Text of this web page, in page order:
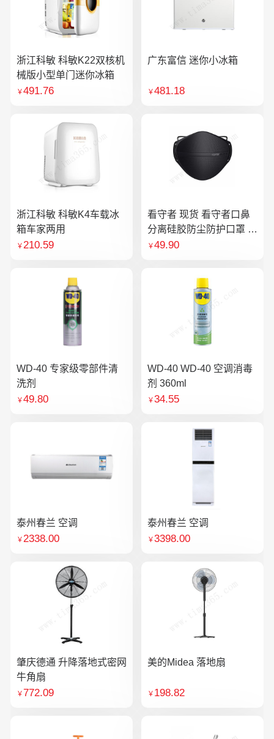
浙江科敏 科敏K22双核机
械版小型单门迷你冰箱
￥491.76
广东富信 迷你小冰箱
￥481.18
浙江科敏 科敏K4车载冰
箱车家两用
￥210.59
看守者 现货 看守者口鼻
分离硅胶防尘防护口罩 1
个口罩含10片滤芯
￥49.90
WD-40 专家级零部件清
洗剂
￥49.80
WD-40 WD-40 空调消毒
剂 360ml
￥34.55
泰州春兰 空调
￥2338.00
泰州春兰 空调
￥3398.00
肇庆德通 升降落地式密网
牛角扇
￥772.09
美的Midea 落地扇
￥ 198.82